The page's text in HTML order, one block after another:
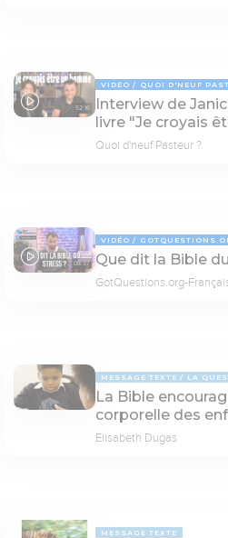
52:16
VIDÉO QUOI D'NEUF
Interview de
livre "Je croyais
Quoi d'neuf Pasteur ?
08:37
VIDÉO
Que dit la Bible
GotQuestions.org-
MESSAGE TEXTE LA
La Bible
corporelle des
Elisabeth Dugas
MESSAGE TEXTE